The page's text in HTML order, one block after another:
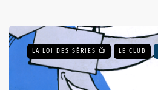
LA LOI DES SÉRIES 📺 LE CLUB